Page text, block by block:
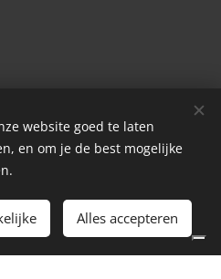
de winkelwagen
website goed te laten
en om je de best mogelijke
Alles accepteren